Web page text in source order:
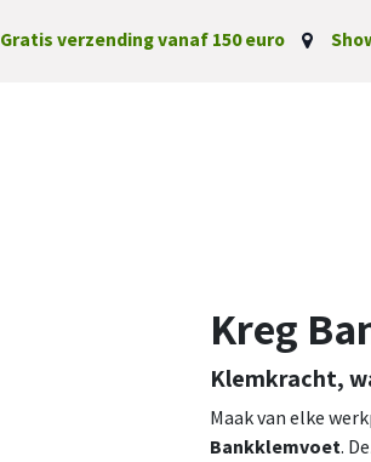
Gratis verzending vanaf 150 euro
Kreg
Klemkracht,
Maak van elke
Bankklemvoet.